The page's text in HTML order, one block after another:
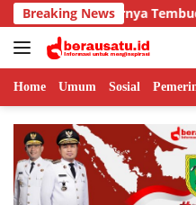
Skip
to
content
Breaking News
Lahirnya Tembudan,
Home Umum Sosial